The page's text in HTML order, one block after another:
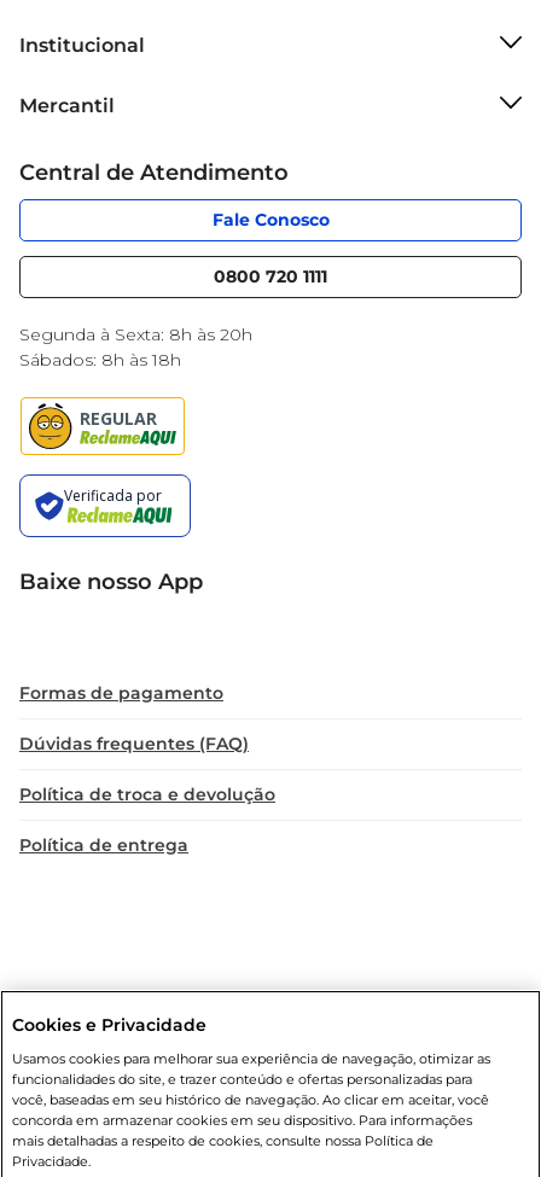
Institucional
Sobre Privacidade
Nossas lojas
Mercantil
Código de Ética
Serviços
Central de Atendimento
Fale Conosco
0800 720 1111
Segunda à Sexta: 8h às 20h
Sábados: 8h às 18h
Baixe nosso App
Formas de pagamento
Dúvidas frequentes (FAQ)
Política de troca e devolução
Política de entrega
é o do carrinho de compras. Fotos ilustrativas. Compras sujeitas a
confirmação de estoque. Compras podem ser canceladas em caso
de suspeita de fraude. A fim de garantir o acesso de um maior
número de clientes as nossas promoções, a compra de produtos
com preços promocionais poderá ter sua quantidade limitada por
cliente. Os preços, ofertas e condições são exclusivos para o e-
Cookies e Privacidade
Usamos cookies para melhorar sua experiência de navegação, otimizar as
funcionalidades do site, e trazer conteúdo e ofertas personalizadas para
você, baseadas em seu histórico de navegação. Ao clicar em aceitar, você
concorda em armazenar cookies em seu dispositivo. Para informações
mais detalhadas a respeito de cookies, consulte nossa Política de
Privacidade.